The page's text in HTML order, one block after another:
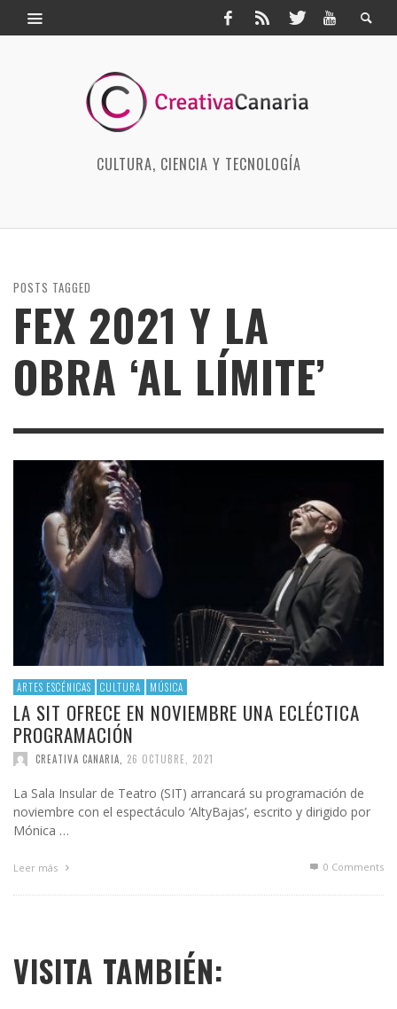
CULTURA, CIENCIA Y TECNOLOGÍA
POSTS TAGGED
FEX 2021 Y LA
OBRA ‘AL LÍMITE’
ARTES ESCÉNICAS CULTURA MÚSICA
LA SIT OFRECE EN NOVIEMBRE UNA ECLÉCTICA
PROGRAMACIÓN
CREATIVA CANARIA 26 OCTUBRE, 2021
La Sala Insular de Teatro (SIT) arrancará su programación de
noviembre con el espectáculo ‘AltyBajas’, escrito y dirigido por
Mónica …
Leer más 0 Comments
VISITA TAMBIÉN: